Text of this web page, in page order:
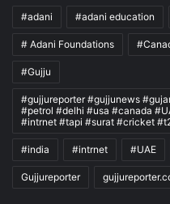
#adani #adani education
# Adani Foundations
#Gujju
#gujjureporter #gujjunews
#petrol #delhi #usa #canada
#intrnet #tapi #surat #cricket
#india #intrnet #UAE
Gujjureporter